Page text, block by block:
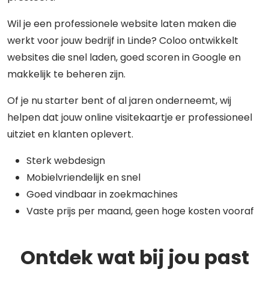
Wil je een professionele website laten maken die
werkt voor jouw bedrijf in Linde? Coloo ontwikkelt
websites die snel laden, goed scoren in Google en
makkelijk te beheren zijn.
Of je nu starter bent of al jaren onderneemt, wij
helpen dat jouw online visitekaartje er professioneel
uitziet en klanten oplevert.
Sterk webdesign
Mobielvriendelijk en snel
Goed vindbaar in zoekmachines
Vaste prijs per maand, geen hoge kosten vooraf
Ontdek wat bij jou past